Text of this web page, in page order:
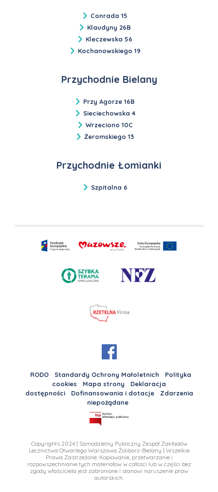
Conrada 15
Klaudyny 26B
Kleczewska 56
Kochanowskiego 19
Przychodnie Bielany
Przy Agorze 16B
Sieciechowska 4
Wrzeciono 10C
Żeromskiego 13
Przychodnie Łomianki
Szpitalna 6
RODO Standardy Ochrony Małoletnich
Polityka
cookies
Mapa strony
Deklaracja
dostępności
Dofinansowania i dotacje
Zdarzenia
niepożądane
Copyrights 2024 | Samodzielny Publiczny Zespół Zakładów
Lecznictwa Otwartego Warszawa Żoliborz-Bielany | Wszelkie
Prawa Zastrzeżone. Kopiowanie, przetwarzanie i
rozpowszechnianie tych materiałow w całosci lub w części bez
zgody właściciela jest zabronione i stanowi naruszenie praw
autorskich.